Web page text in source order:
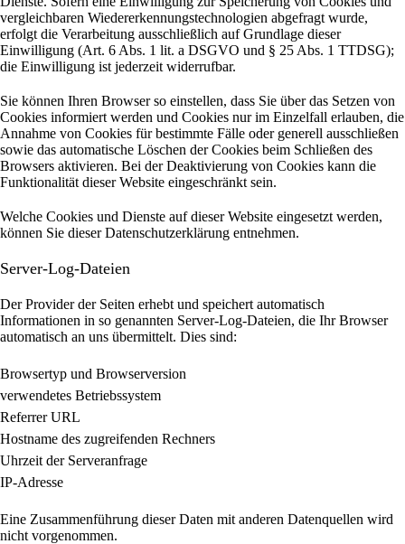
vergleichbaren Wiedererkennungstechnologien abgefragt wurde,
erfolgt die Verarbeitung ausschließlich auf Grundlage dieser
Einwilligung (Art. 6 Abs. 1 lit. a DSGVO und § 25 Abs. 1 TTDSG);
die Einwilligung ist jederzeit widerrufbar.
Sie können Ihren Browser so einstellen, dass Sie über das Setzen von
Cookies informiert werden und Cookies nur im Einzelfall erlauben, die
Annahme von Cookies für bestimmte Fälle oder generell ausschließen
sowie das automatische Löschen der Cookies beim Schließen des
Browsers aktivieren. Bei der Deaktivierung von Cookies kann die
Funktionalität dieser Website eingeschränkt sein.
Welche Cookies und Dienste auf dieser Website eingesetzt werden,
können Sie dieser Datenschutzerklärung entnehmen.
Server-Log-Dateien
Der Provider der Seiten erhebt und speichert automatisch
Informationen in so genannten Server-Log-Dateien, die Ihr Browser
automatisch an uns übermittelt. Dies sind:
Browsertyp und Browserversion
verwendetes Betriebssystem
Referrer URL
Hostname des zugreifenden Rechners
Uhrzeit der Serveranfrage
IP-Adresse
Eine Zusammenführung dieser Daten mit anderen Datenquellen wird
nicht vorgenommen.